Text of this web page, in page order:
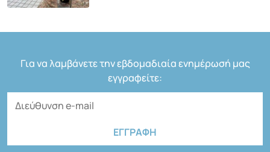
Για να λαμβάνετε την εβδομαδιαία ενημέρωσή μας
εγγραφείτε: